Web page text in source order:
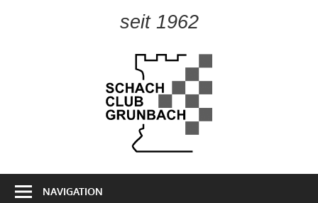
seit 1962
NAVIGATION